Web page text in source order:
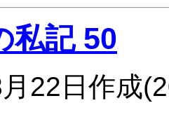
私記 50
22日作成